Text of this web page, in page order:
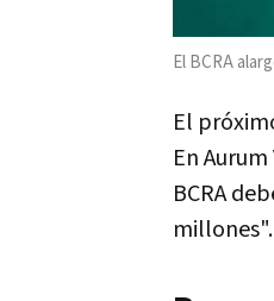
El BCRA
El
En
BCRA
millones".